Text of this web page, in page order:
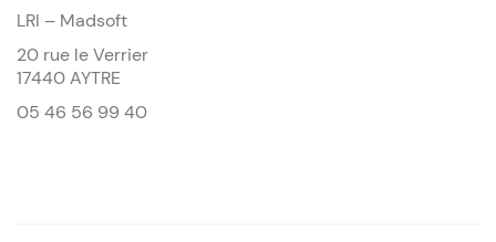
LRI – Madsoft
20 rue le Verrier
17440 AYTRE
05 46 56 99 40